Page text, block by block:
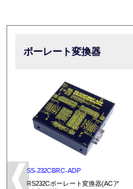
ボーレート変換器
SS-232CBRC-ADP
RS232Cボーレート変換器(ACア